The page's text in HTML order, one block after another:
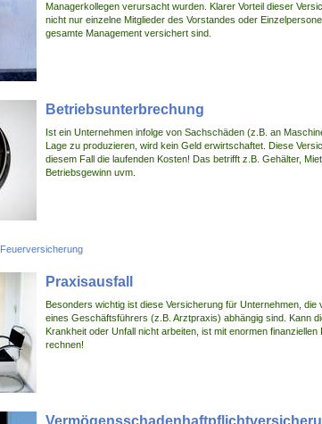
Managerkollegen verursacht wurden. Klarer Vorteil dieser
nicht nur einzelne Mitglieder des Vorstandes oder
gesamte Management versichert sind.
Betriebsunterbrechung
Ist ein Unternehmen infolge von Sachschäden (z.B. an
Lage zu produzieren, wird kein Geld erwirtschaftet. Diese
diesem Fall die laufenden Kosten! Das betrifft z.B. Gehälter,
Betriebsgewinn uvm.
Feuerversicherung
Praxisausfall
Besonders wichtig ist diese Versicherung für Unternehmen, die
eines Geschäftsführers (z.B. Arztpraxis) abhängig sind. Kann
Krankheit oder Unfall nicht arbeiten, ist mit enormen finanziellen
rechnen!